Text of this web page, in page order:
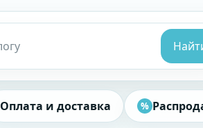
Оплата и доставка %